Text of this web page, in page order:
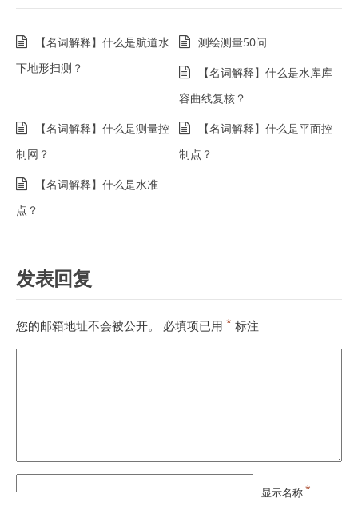
【名词解释】什么是航道水
下地形扫测？
测绘测量50问
【名词解释】什么是水库库
容曲线复核？
【名词解释】什么是测量控
制网？
【名词解释】什么是平面控
制点？
【名词解释】什么是水准
点？
发表回复
您的邮箱地址不会被公开。 必填项已用 * 标注
显示名称*